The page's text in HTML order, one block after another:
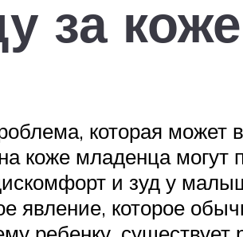
за
которая может
коже младенца могут
и зуд у
явление, которое